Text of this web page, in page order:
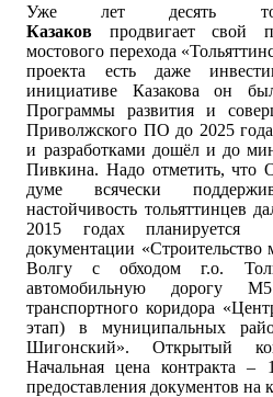
Уже лет десять
Казаков продвигает свой
мостового перехода
проекта есть даже
инициативе Казакова он
Программы развития и
Приволжского ПО до 2025
и разработками дошёл и до
Пивкина. Надо отметить, что
думе всячески
настойчивость тольяттинцев
2015 годах планируется
документации «Строительство
Волгу с обходом г.о.
автомобильную дорогу
транспортного коридора
этап) в муниципальных
Шигонский». Открытый
Начальная цена контракта
предоставления документов на